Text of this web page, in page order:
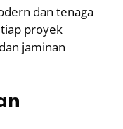
dan tenaga
proyek
jaminan